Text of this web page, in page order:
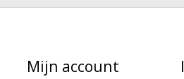
Mijn account